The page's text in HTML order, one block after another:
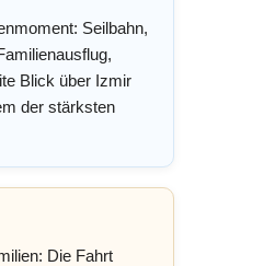
Seilbahn,
Blick über Izmir
der stärksten
Die Fahrt